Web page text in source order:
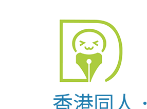
香港同人．